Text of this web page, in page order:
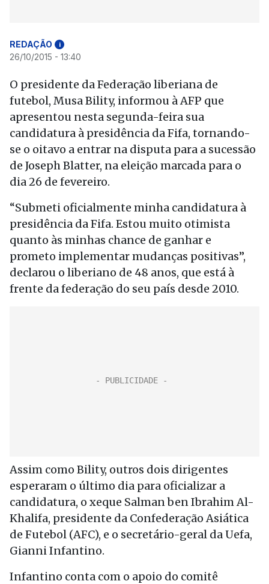
REDAÇÃO i
26/10/2015 - 13:40
O presidente da Federação liberiana de
futebol, Musa Bility, informou à AFP que
apresentou nesta segunda-feira sua
candidatura à presidência da Fifa, tornando-
se o oitavo a entrar na disputa para a sucessão
de Joseph Blatter, na eleição marcada para o
dia 26 de fevereiro.
“Submeti oficialmente minha candidatura à
presidência da Fifa. Estou muito otimista
quanto às minhas chance de ganhar e
prometo implementar mudanças positivas”,
declarou o liberiano de 48 anos, que está à
frente da federação do seu país desde 2010.
Assim como Bility, outros dois dirigentes
esperaram o último dia para oficializar a
candidatura, o xeque Salman ben Ibrahim Al-
Khalifa, presidente da Confederação Asiática
de Futebol (AFC), e o secretário-geral da Uefa,
Gianni Infantino.
Infantino conta com o apoio do comitê